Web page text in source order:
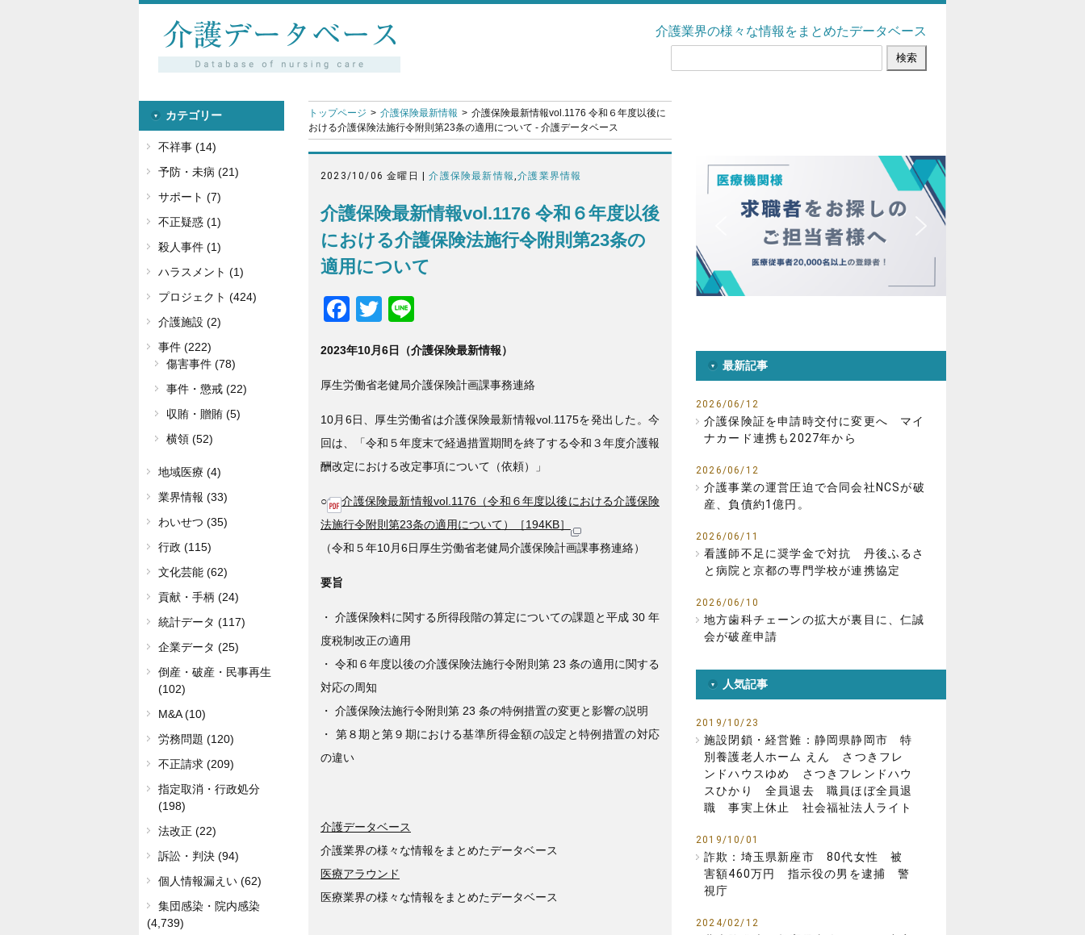
介護業界の様々な情報をまとめたデータベース
トップページ 介護保険最新情報
介護保険最新情報vol.1176 令和６年度以後に
おける介護保険法施行令附則第23条の適用について - 介護データベース
2023/10/06 金曜日 |介護保険最新情報,介護業界情報
介護保険最新情報vol.1176 令和６年度以後
における介護保険法施行令附則第23条の
適用について
F
c
e
b
o
o
k
T
tt
er
e
2023年10月6日（介護保険最新情報）
厚生労働省老健局介護保険計画課事務連絡
10月6日、厚生労働省は介護保険最新情報vol.1175を発出した。今
回は、「令和５年度末で経過措置期間を終了する令和３年度介護報
酬改定における改定事項について（依頼）」
○
介護保険最新情報vol.1176（令和６年度以後における介護保険
法施行令附則第23条の適用について）［194KB］
（令和５年10月6日厚生労働省老健局介護保険計画課事務連絡）
要旨
・ 介護保険料に関する所得段階の算定についての課題と平成 30 年
度税制改正の適用
・ 令和６年度以後の介護保険法施行令附則第 23 条の適用に関する
対応の周知
・ 介護保険法施行令附則第 23 条の特例措置の変更と影響の説明
・ 第８期と第９期における基準所得金額の設定と特例措置の対応
の違い
介護データベース
介護業界の様々な情報をまとめたデータベース
医療アラウンド
医療業界の様々な情報をまとめたデータベース
最新記事
2026/06/12
介護保険証を申請時交付に変更へ マイ
ナカード連携も2027年から
2026/06/12
介護事業の運営圧迫で合同会社NCSが破
産、負債約1億円。
2026/06/11
看護師不足に奨学金で対抗 丹後ふるさ
と病院と京都の専門学校が連携協定
2026/06/10
地方歯科チェーンの拡大が裏目に、仁誠
会が破産申請
人気記事
2019/10/23
施設閉鎖・経営難：静岡県静岡市 特
別養護老人ホーム えん さつきフレ
ンドハウスゆめ さつきフレンドハウ
スひかり 全員退去 職員ほぼ全員退
職 事実上休止 社会福祉法人ライト
2019/10/01
詐欺：埼玉県新座市 80代女性 被
害額460万円 指示役の男を逮捕 警
視庁
2024/02/12
カテゴリー
不祥事 (14)
予防・未病 (21)
サポート (7)
不正疑惑 (1)
殺人事件 (1)
ハラスメント (1)
プロジェクト (424)
介護施設 (2)
事件 (222)
傷害事件 (78)
事件・懲戒 (22)
収賄・贈賄 (5)
横領 (52)
地域医療 (4)
業界情報 (33)
わいせつ (35)
行政 (115)
文化芸能 (62)
貢献・手柄 (24)
統計データ (117)
企業データ (25)
倒産・破産・民事再生
(102)
M&A (10)
労務問題 (120)
不正請求 (209)
指定取消・行政処分
(198)
法改正 (22)
訴訟・判決 (94)
個人情報漏えい (62)
集団感染・院内感染
(4,739)